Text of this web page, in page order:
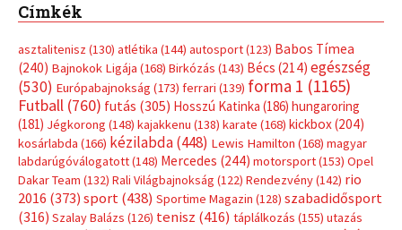
Címkék
asztalitenisz (130) atlétika (144) autosport(123) Babos Tímea
(240) Bajnokok Ligája (168) Birkózás (143) Bécs (214) egészség
(530) Európabajnokság (173) ferrari (139) forma 1 (1165)
Futball (760) futás (305) Hosszú Katinka (186) hungaroring
(181) Jégkorong (148) kajakkenu (138) karate (168) kickbox(204)
kosárlabda (166) kézilabda(448) Lewis Hamilton (168) magyar
labdarúgóválogatott(148) Mercedes (244) motorsport(153) Opel
Dakar Team (132) Rali Világbajnokság (122) Rendezvény(142) rio
2016 (373) sport(438) Sportime Magazin (128) szabadidősport
(316) Szalay Balázs (126) tenisz (416) táplálkozás (155) utazás